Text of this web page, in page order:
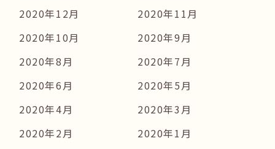
2020年12月
2020年11月
2020年10月
2020年9月
2020年8月
2020年7月
2020年6月
2020年5月
2020年4月
2020年3月
2020年2月
2020年1月